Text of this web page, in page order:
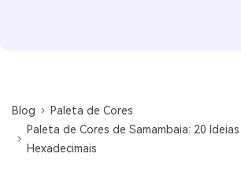
Blog
Paleta de Cores
Paleta de Cores de Samambaia: 20
Hexadecimais